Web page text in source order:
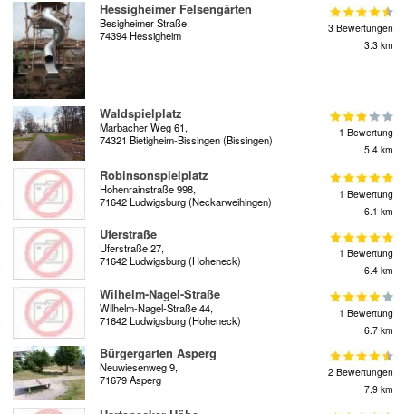
Hessigheimer Felsengärten
Besigheimer Straße,
74394 Hessigheim
3 Bewertungen
3.3 km
Waldspielplatz
Marbacher Weg 61,
74321 Bietigheim-Bissingen (Bissingen)
1 Bewertung
5.4 km
Robinsonspielplatz
Hohenrainstraße 998,
71642 Ludwigsburg (Neckarweihingen)
1 Bewertung
6.1 km
Uferstraße
Uferstraße 27,
71642 Ludwigsburg (Hoheneck)
1 Bewertung
6.4 km
Wilhelm-Nagel-Straße
Wilhelm-Nagel-Straße 44,
71642 Ludwigsburg (Hoheneck)
1 Bewertung
6.7 km
Bürgergarten Asperg
Neuwiesenweg 9,
71679 Asperg
2 Bewertungen
7.9 km